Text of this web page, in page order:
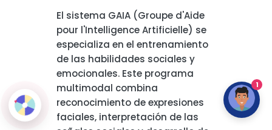
El sistema GAIA (Groupe d'Aide
pour l'Intelligence Artificielle) se
especializa en el entrenamiento
de las habilidades sociales y
emocionales. Este programa
multimodal combina
reconocimiento de expresiones
faciales, interpretación de las
1